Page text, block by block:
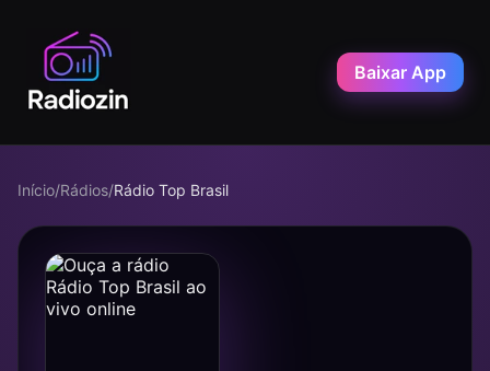
Baixar App
Início/Rádios/Rádio Top Brasil